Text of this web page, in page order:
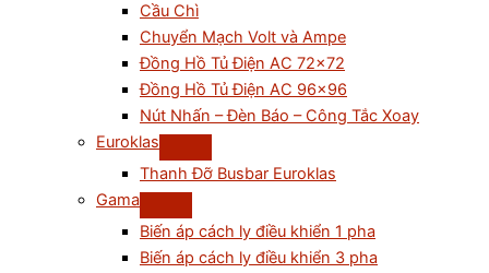
Cầu Chì
Chuyển Mạch Volt và Ampe
Đồng Hồ Tủ Điện AC 72×72
Đồng Hồ Tủ Điện AC 96×96
Nút Nhấn – Đèn Báo – Công Tắc Xoay
Euroklas
Thanh Đỡ Busbar Euroklas
Gama
Biến áp cách ly điều khiển 1 pha
Biến áp cách ly điều khiển 3 pha